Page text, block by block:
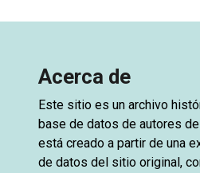
Acerca de
Este sitio es un archivo
base de datos de autores de
está creado a partir de una
de datos del sitio original,